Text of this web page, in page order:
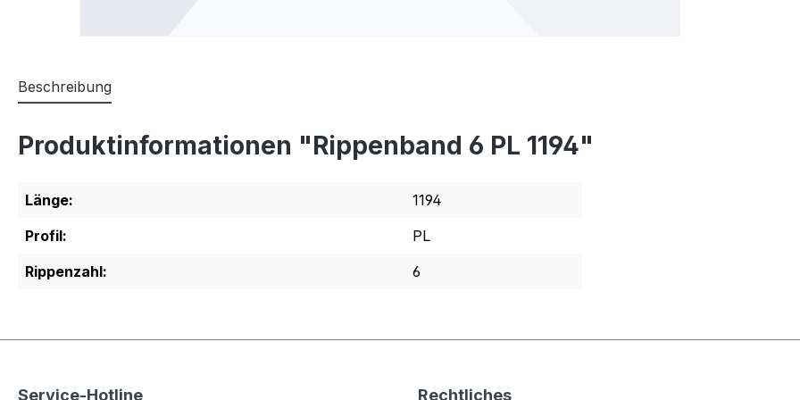
Beschreibung
Produktinformationen "Rippenband 6 PL 1194"
Länge:
1194
Profil:
PL
Rippenzahl:
6
Service-Hotline Rechtliches